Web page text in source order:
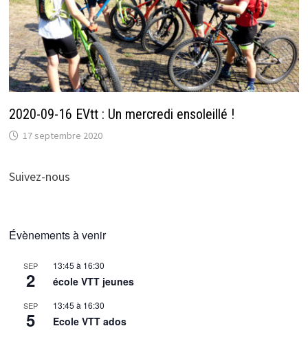
2020-09-16 EVtt : Un mercredi ensoleillé !
17 septembre 2020
Suivez-nous
Évènements à venir
SEP
2
13:45 à 16:30
école VTT jeunes
SEP
5
13:45 à 16:30
Ecole VTT ados